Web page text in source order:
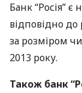
Банк “Росія”
відповідно
за розміром
2013 року.
Також банк